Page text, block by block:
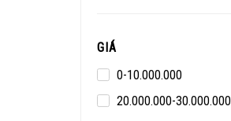
GIÁ
0-10.000.000
20.000.000-30.000.000